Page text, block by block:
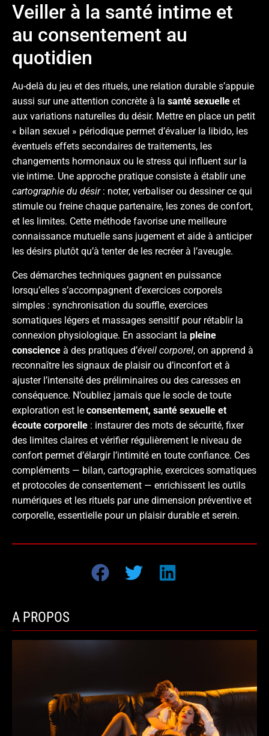
Veiller à la santé intime et
au consentement au
quotidien
Au-delà du jeu et des rituels, une relation durable s’appuie
aussi sur une attention concrète à la santé sexuelle et
aux variations naturelles du désir. Mettre en place un petit
« bilan sexuel » périodique permet d’évaluer la libido, les
éventuels effets secondaires de traitements, les
changements hormonaux ou le stress qui influent sur la
vie intime. Une approche pratique consiste à établir une
cartographie du désir: noter, verbaliser ou dessiner ce qui
stimule ou freine chaque partenaire, les zones de confort,
et les limites. Cette méthode favorise une meilleure
connaissance mutuelle sans jugement et aide à anticiper
les désirs plutôt qu’à tenter de les recréer à l’aveugle.
Ces démarches techniques gagnent en puissance
lorsqu’elles s’accompagnent d’exercices corporels
simples : synchronisation du souffle, exercices
somatiques légers et massages sensitif pour rétablir la
connexion physiologique. En associant la pleine
conscience à des pratiques d’éveil corporel, on apprend à
reconnaître les signaux de plaisir ou d’inconfort et à
ajuster l’intensité des préliminaires ou des caresses en
conséquence. N’oubliez jamais que le socle de toute
exploration est le consentement, santé sexuelle et
écoute corporelle : instaurer des mots de sécurité, fixer
des limites claires et vérifier régulièrement le niveau de
confort permet d’élargir l’intimité en toute confiance. Ces
compléments — bilan, cartographie, exercices somatiques
et protocoles de consentement — enrichissent les outils
numériques et les rituels par une dimension préventive et
corporelle, essentielle pour un plaisir durable et serein.
A PROPOS